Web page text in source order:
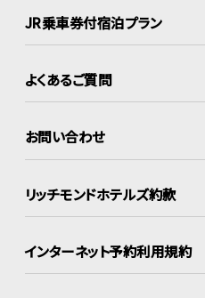
JR乗車券付宿泊プラン
よくあるご質問
お問い合わせ
リッチモンドホテルズ約款
インターネット予約利用規約